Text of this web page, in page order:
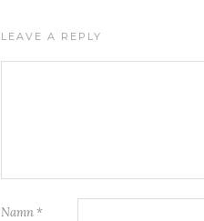
LEAVE A REPLY
Namn *